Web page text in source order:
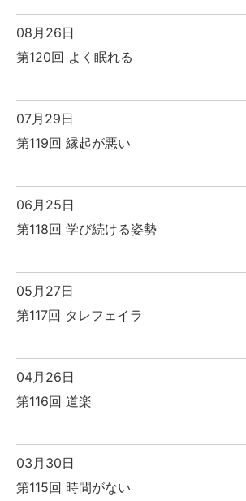
08月26日
第120回 よく眠れる
07月29日
第119回 縁起が悪い
06月25日
第118回 学び続ける姿勢
05月27日
第117回 タレフェイラ
04月26日
第116回 道楽
03月30日
第115回 時間がない